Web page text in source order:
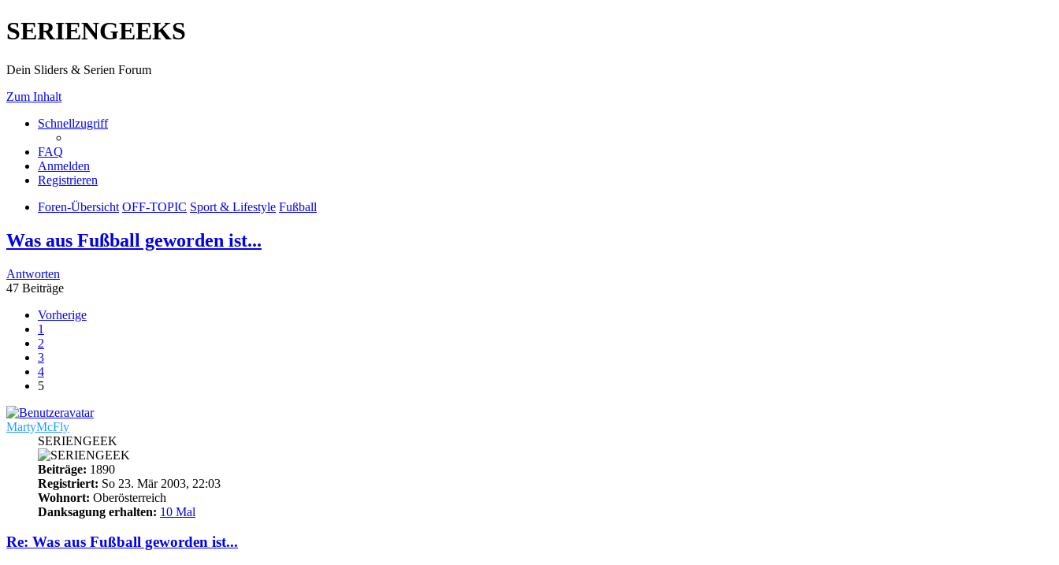
SERIENGEEKS
Dein Sliders & Serien Forum
Zum Inhalt
Schnellzugriff
FAQ
Anmelden
Registrieren
Foren-Übersicht OFF-TOPIC Sport & Lifestyle Fußball
Was aus Fußball geworden ist...
Antworten
47 Beiträge
Vorherige
1
2
3
4
5
MartyMcFly
SERIENGEEK
Beiträge: 1890
Registriert: So 23. Mär 2003, 22:03
Wohnort: Oberösterreich
Danksagung erhalten: 10 Mal
Re: Was aus Fußball geworden ist...